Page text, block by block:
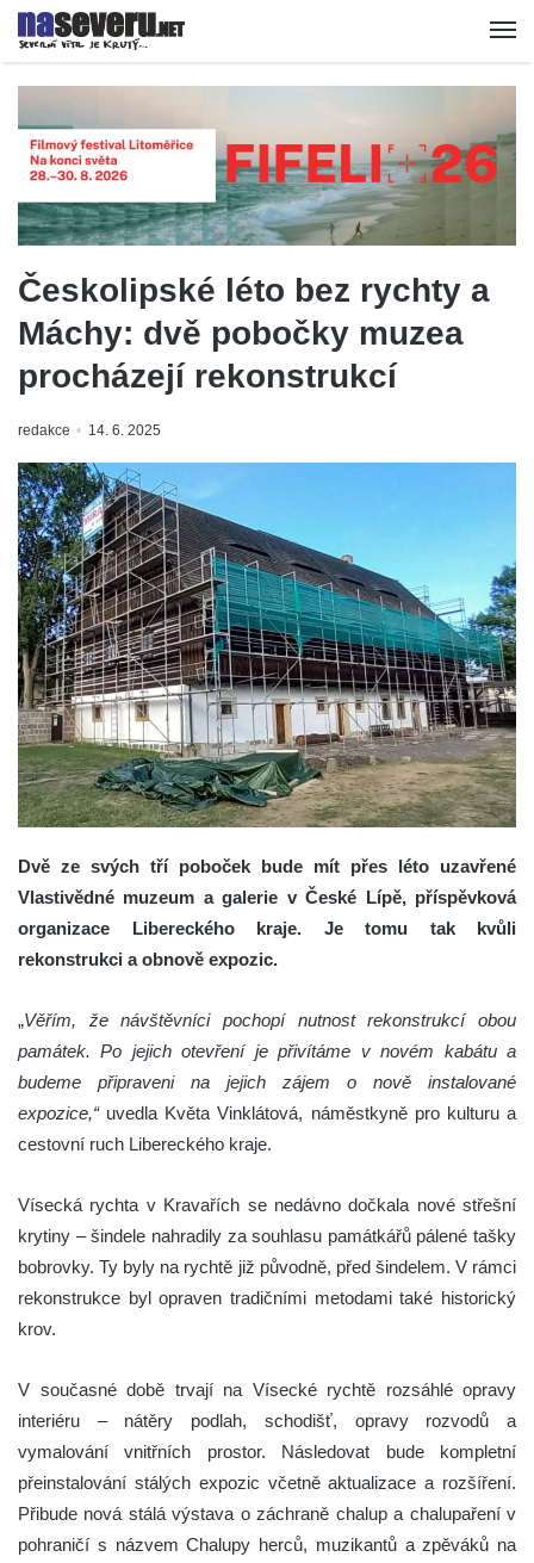
Českolipské léto bez rychty a
Máchy: dvě pobočky muzea
procházejí rekonstrukcí
redakce 14. 6. 2025
Dvě ze svých tří poboček bude mít přes léto uzavřené
Vlastivědné muzeum a galerie v České Lípě, příspěvková
organizace Libereckého kraje. Je tomu tak kvůli
rekonstrukci a obnově expozic.
„Věřím, že návštěvníci pochopí nutnost rekonstrukcí obou
památek. Po jejich otevření je přivítáme v novém kabátu a
budeme připraveni na jejich zájem o nově instalované
expozice,“uvedla Květa Vinklátová, náměstkyně pro kulturu a
cestovní ruch Libereckého kraje.
Vísecká rychta v Kravařích se nedávno dočkala nové střešní
krytiny – šindele nahradily za souhlasu památkářů pálené tašky
bobrovky. Ty byly na rychtě již původně, před šindelem. V rámci
rekonstrukce byl opraven tradičními metodami také historický
krov.
V současné době trvají na Vísecké rychtě rozsáhlé opravy
interiéru – nátěry podlah, schodišť, opravy rozvodů a
vymalování vnitřních prostor. Následovat bude kompletní
přeinstalování stálých expozic včetně aktualizace a rozšíření.
Přibude nová stálá výstava o záchraně chalup a chalupaření v
pohraničí s názvem Chalupy herců, muzikantů a zpěváků na